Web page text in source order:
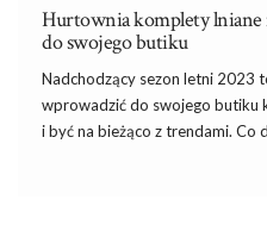
Hurtownia komplety
do swojego butiku
Nadchodzący sezon letni 2023
wprowadzić do swojego butiku
i być na bieżąco z trendami. Co